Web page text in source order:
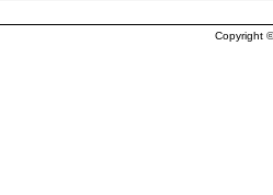
Copyright